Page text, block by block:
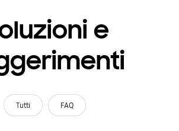
e
Tutti FAQ